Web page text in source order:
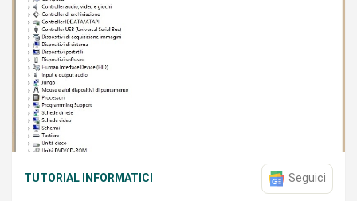
TUTORIAL INFORMATICI Seguici